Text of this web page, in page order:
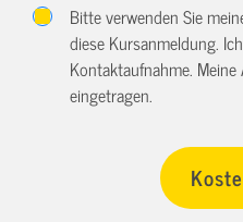
Bitte verwenden Sie
diese Kursanmeldung.
Kontaktaufnahme.
eingetragen.